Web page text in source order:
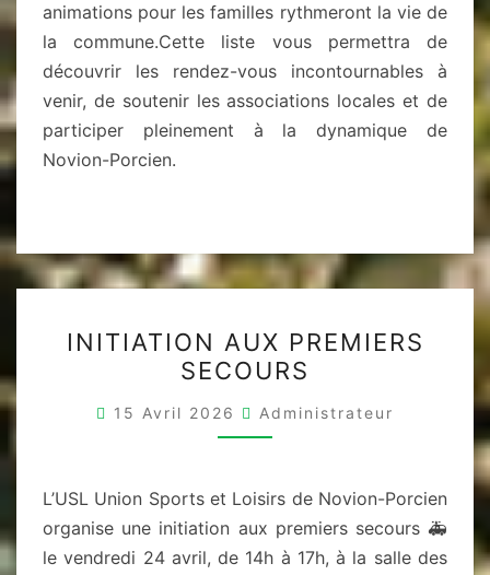
animations pour les familles rythmeront la vie de
la commune.Cette liste vous permettra de
découvrir les rendez-vous incontournables à
venir, de soutenir les associations locales et de
participer pleinement à la dynamique de
Novion-Porcien.
AUX
PREMIERS
SECOURS
INITIATION AUX PREMIERS
SECOURS
15 Avril 2026 Administrateur
L’USL Union Sports et Loisirs de Novion-Porcien
organise une initiation aux premiers secours 🚑
le vendredi 24 avril, de 14h à 17h, à la salle des